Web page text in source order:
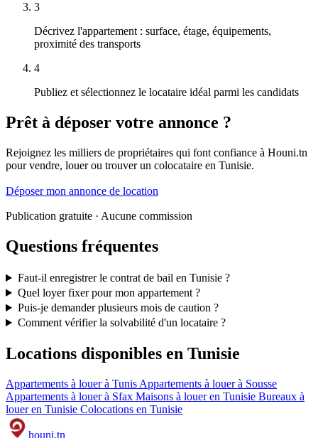
3
Décrivez l'appartement : surface, étage, équipements,
proximité des transports
4
Publiez et sélectionnez le locataire idéal parmi les candidats
Prêt à déposer votre annonce ?
Rejoignez les milliers de propriétaires qui font confiance à Houni.tn
pour vendre, louer ou trouver un colocataire en Tunisie.
Déposer mon annonce de location
Publication gratuite · Aucune commission
Questions fréquentes
Faut-il enregistrer le contrat de bail en Tunisie ?
Quel loyer fixer pour mon appartement ?
Puis-je demander plusieurs mois de caution ?
Comment vérifier la solvabilité d'un locataire ?
Locations disponibles en Tunisie
Appartements à louer à Tunis Appartements à louer à Sousse
Appartements à louer à Sfax Maisons à louer en Tunisie Bureaux à
louer en Tunisie Colocations en Tunisie
houni.tn